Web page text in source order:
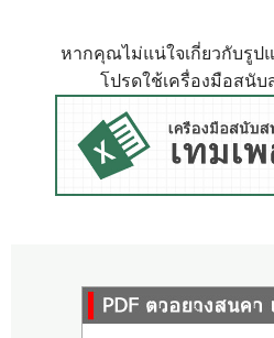
หากคุณไม่แน่ใจเกี่ยวกับรู
โปรดใช้เครื่องมือสนับ